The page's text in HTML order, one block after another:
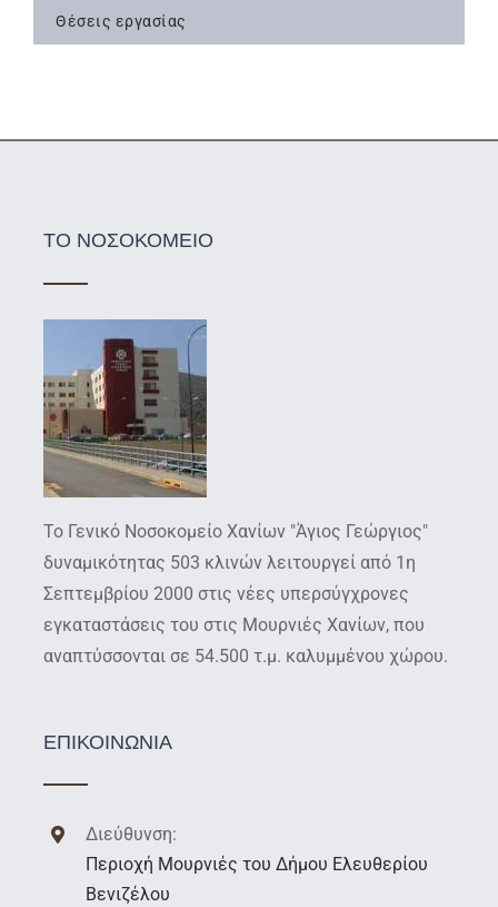
Θέσεις εργασίας
ΤΟ ΝΟΣΟΚΟΜΕΙΟ
Το Γενικό Νοσοκομείο Χανίων "Άγιος Γεώργιος"
δυναμικότητας 503 κλινών λειτουργεί από 1η
Σεπτεμβρίου 2000 στις νέες υπερσύγχρονες
εγκαταστάσεις του στις Μουρνιές Χανίων, που
αναπτύσσονται σε 54.500 τ.μ. καλυμμένου χώρου.
ΕΠΙΚΟΙΝΩΝΙΑ
Διεύθυνση:
Περιοχή Μουρνιές του Δήμου Ελευθερίου
Βενιζέλου